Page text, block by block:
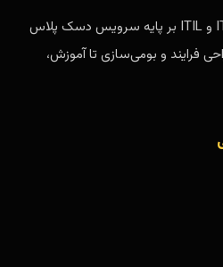
مدانت مجری پیاده‌سازی ITSM و ITIL بر پایه سرویس دسک پلاس
فرایند و بومی‌سازی تا آموزش،